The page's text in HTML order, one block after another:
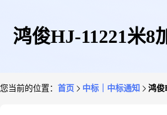
鸿俊HJ-11221米8
您当前的位置： 首页 中标｜中标通知 鸿俊